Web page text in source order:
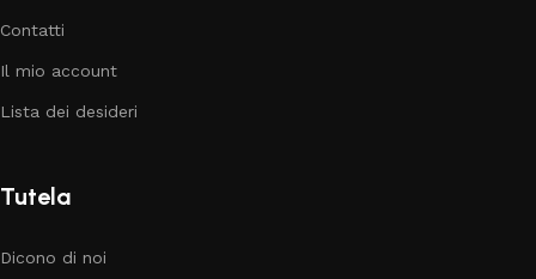
Contatti
Il mio account
Lista dei desideri
Tutela
Dicono di noi